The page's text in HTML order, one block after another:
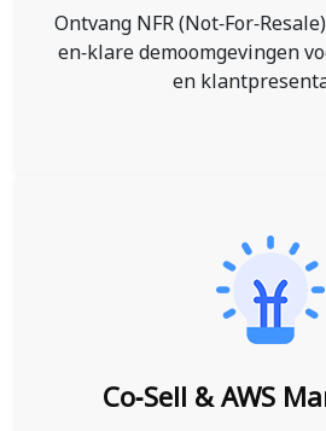
Ontvang NFR (Not-For-
en-klare demo­omgevingen
en
Co-Sell & AWS